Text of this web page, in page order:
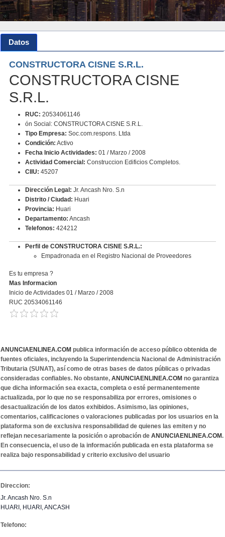
Datos
CONSTRUCTORA CISNE S.R.L.
CONSTRUCTORA CISNE
S.R.L.
RUC: 20534061146
ón Social: CONSTRUCTORA CISNE S.R.L.
Tipo Empresa: Soc.com.respons. Ltda
Condición: Activo
Fecha Inicio Actividades: 01 / Marzo / 2008
Actividad Comercial: Construccion Edificios Completos.
CIIU: 45207
Dirección Legal: Jr. Ancash Nro. S.n
Distrito / Ciudad: Huari
Provincia: Huari
Departamento: Ancash
Telefonos: 424212
Perfil de CONSTRUCTORA CISNE S.R.L.:
Empadronada en el Registro Nacional de Proveedores
Es tu empresa ?
Mas Informacion
Inicio de Actividades 01 / Marzo / 2008
RUC 20534061146
ANUNCIAENLINEA.COM publica información de acceso público obtenida de
fuentes oficiales, incluyendo la Superintendencia Nacional de Administración
Tributaria (SUNAT), así como de otras bases de datos públicas o privadas
consideradas confiables. No obstante, ANUNCIAENLINEA.COM no garantiza
que dicha información sea exacta, completa o esté permanentemente
actualizada, por lo que no se responsabiliza por errores, omisiones o
desactualización de los datos exhibidos. Asimismo, las opiniones,
comentarios, calificaciones o valoraciones publicadas por los usuarios en la
plataforma son de exclusiva responsabilidad de quienes las emiten y no
reflejan necesariamente la posición o aprobación de ANUNCIAENLINEA.COM.
En consecuencia, el uso de la información publicada en esta plataforma se
realiza bajo responsabilidad y criterio exclusivo del usuario
Direccion:
Jr. Ancash Nro. S.n
HUARI, HUARI, ANCASH
Telefono: